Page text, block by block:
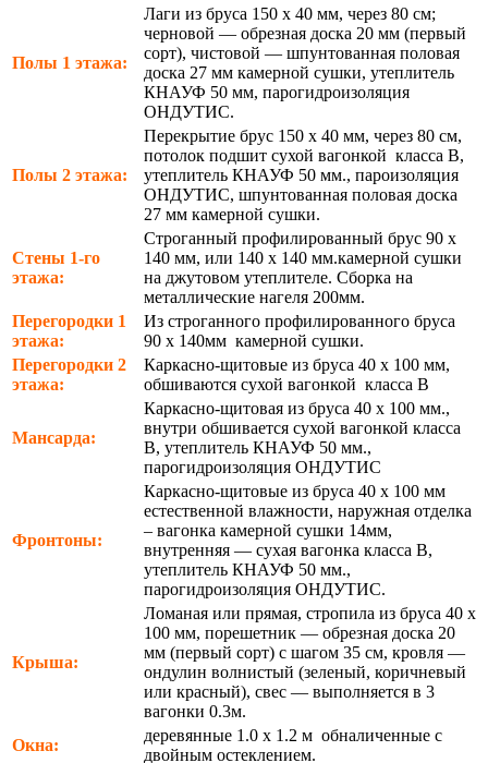
Полы 1 этажа:
Лаги из бруса 150 х 40 мм, через 80 см;
черновой — обрезная доска 20 мм (первый
сорт), чистовой — шпунтованная половая
доска 27 мм камерной сушки, утеплитель
КНАУФ 50 мм, парогидроизоляция
ОНДУТИС.
Полы 2 этажа:
Перекрытие брус 150 х 40 мм, через 80 см,
потолок подшит сухой вагонкой класса В,
утеплитель КНАУФ 50 мм., пароизоляция
ОНДУТИС, шпунтованная половая доска
27 мм камерной сушки.
Стены 1-го
этажа:
Строганный профилированный брус 90 х
140 мм, или 140 х 140 мм.камерной сушки
на джутовом утеплителе. Сборка на
металлические нагеля 200мм.
Перегородки 1
этажа:
Из строганного профилированного бруса
90 х 140мм камерной сушки.
Перегородки 2
этажа:
Каркасно-щитовые из бруса 40 х 100 мм,
обшиваются сухой вагонкой класса В
Мансарда:
Каркасно-щитовая из бруса 40 х 100 мм.,
внутри обшивается сухой вагонкой класса
В, утеплитель КНАУФ 50 мм.,
парогидроизоляция ОНДУТИС
Фронтоны:
Каркасно-щитовые из бруса 40 х 100 мм
естественной влажности, наружная отделка
– вагонка камерной сушки 14мм,
внутренняя — сухая вагонка класса В,
утеплитель КНАУФ 50 мм.,
парогидроизоляция ОНДУТИС.
Крыша:
Ломаная или прямая, стропила из бруса 40 х
100 мм, порешетник — обрезная доска 20
мм (первый сорт) с шагом 35 см, кровля —
ондулин волнистый (зеленый, коричневый
или красный), свес — выполняется в 3
вагонки 0.3м.
Окна:
деревянные 1.0 х 1.2 м обналиченные с
двойным остеклением.